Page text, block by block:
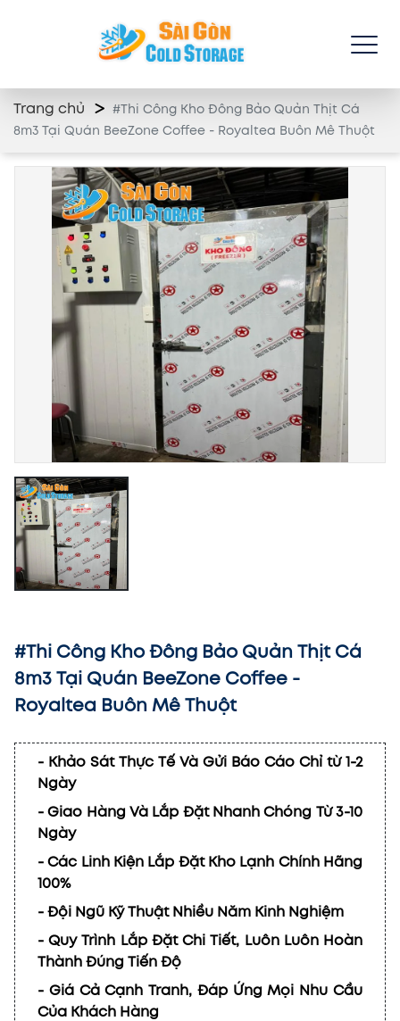
Trang chủ
#Thi Công Kho Đông Bảo Quản Thịt Cá
8m3 Tại Quán BeeZone Coffee - Royaltea Buôn Mê Thuột
#Thi Công Kho Đông Bảo Quản Thịt Cá
8m3 Tại Quán BeeZone Coffee -
Royaltea Buôn Mê Thuột
- Khảo Sát Thực Tế Và Gửi Báo Cáo Chỉ từ 1-2
Ngày
- Giao Hàng Và Lắp Đặt Nhanh Chóng Từ 3-10
Ngày
- Các Linh Kiện Lắp Đặt Kho Lạnh Chính Hãng
100%
- Đội Ngũ Kỹ Thuật Nhiều Năm Kinh Nghiệm
- Quy Trình Lắp Đặt Chi Tiết, Luôn Luôn Hoàn
Thành Đúng Tiến Độ
- Giá Cả Cạnh Tranh, Đáp Ứng Mọi Nhu Cầu
Của Khách Hàng